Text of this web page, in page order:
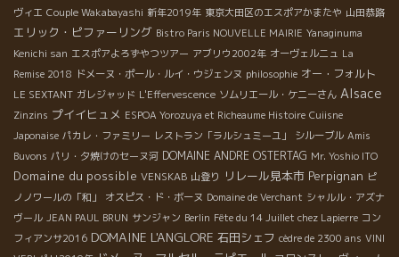
ヴィエ Couple Wakabayashi 新年2019年 東京大田区のエスポアかまたや 山田恭路
エリック・ピファーリング Bistro Paris NOUVELLE MAIRIE Yanaginuma
Kenichi san エスポアよろずやつツアー アブリウ2002年 オーヴェルニュ La
Remise 2018 ドメーヌ・ポール・ルイ・ウジェンヌ philosophie オー・フォルト
LE SEXTANT ガレジャッド L'Effervescence ソムリエール・ケニーさん Alsace
Zinzins プイイヒュメ ESPOA Yorozuya et Richeaume Histoire Cuiisne
Japonaise パカレ・ファミリー レストラン「ラルシュミーユ」 シルーブル Amis
Buvons パリ・夕焼けのセーヌ河 DOMAINE ANDRE OSTERTAG Mr. Yoshio ITO
Domaine du possible VENSKAB 山登り リレール見本市 Perpignan ピ
ノノワールの「和」
オスピス・ド・ボーヌ Domaine de Verchant シャルル・アズナ
ヴール JEAN PAUL BRUN サンジャン Berlin Fête du 14 Juillet chez Lapierre コン
フィアンサ2016 DOMAINE L'ANGLORE 石田シェフ cèdre de 2300 ans VINI